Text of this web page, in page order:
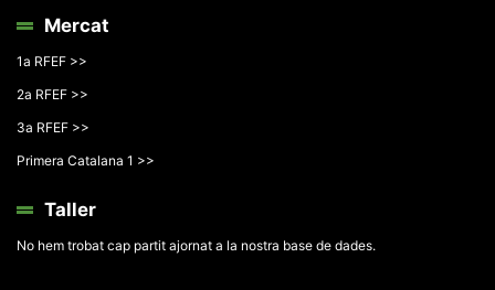
Mercat
1a RFEF >>
2a RFEF >>
3a RFEF >>
Primera Catalana 1 >>
Taller
No hem trobat cap partit ajornat a la nostra base de dades.